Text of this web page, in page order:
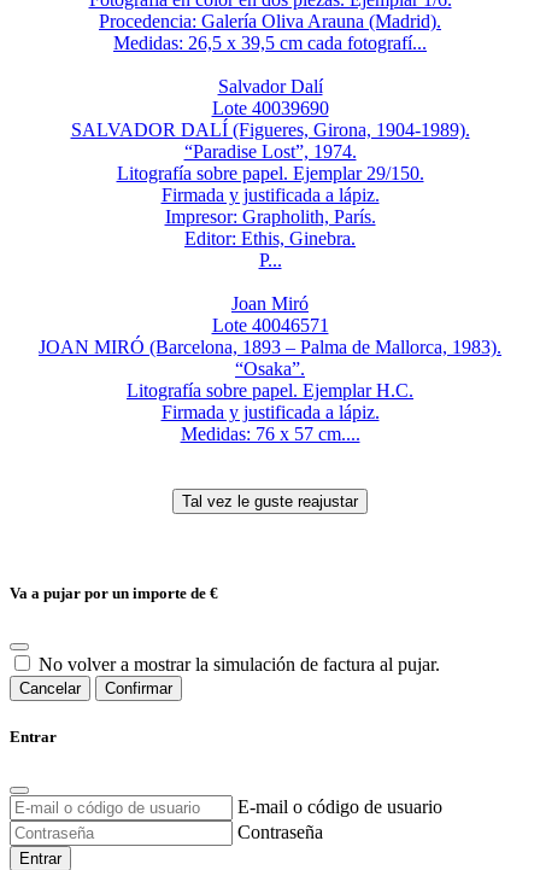
Procedencia: Galería Oliva Arauna (Madrid).
Medidas: 26,5 x 39,5 cm cada fotografí...
Salvador Dalí
Lote 40039690
SALVADOR DALÍ (Figueres, Girona, 1904-1989).
“Paradise Lost”, 1974.
Litografía sobre papel. Ejemplar 29/150.
Firmada y justificada a lápiz.
Impresor: Grapholith, París.
Editor: Ethis, Ginebra.
P...
Joan Miró
Lote 40046571
JOAN MIRÓ (Barcelona, 1893 – Palma de Mallorca, 1983).
“Osaka”.
Litografía sobre papel. Ejemplar H.C.
Firmada y justificada a lápiz.
Medidas: 76 x 57 cm....
Va a pujar por un importe de €
No volver a mostrar la simulación de factura al pujar.
Cancelar Confirmar
Entrar
E-mail o código de usuario
Contraseña
Entrar